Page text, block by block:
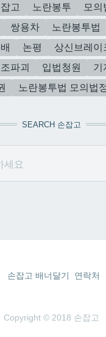
고 노란봉투
모의
쌍용차 노란봉투법
논평
상신브레이
파괴 입법청원
기
노란봉투법 모의법
SEARCH 손잡고
Copyright © 2018 손잡고
손잡고 배너달기 연락처